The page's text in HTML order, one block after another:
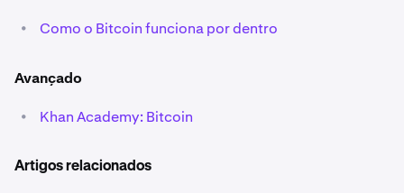
• Como o Bitcoin funciona por dentro
Avançado
• Khan Academy: Bitcoin
Artigos relacionados